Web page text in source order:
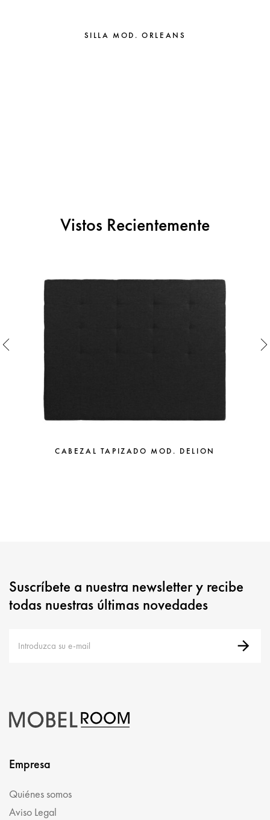
SILLA MOD. ORLEANS
Vistos Recientemente
CABEZAL TAPIZADO MOD. DELION
Suscríbete a nuestra newsletter y recibe
todas nuestras últimas novedades
Empresa
Quiénes somos
Aviso Legal